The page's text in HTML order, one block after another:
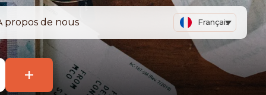
Français
propos de nous
+